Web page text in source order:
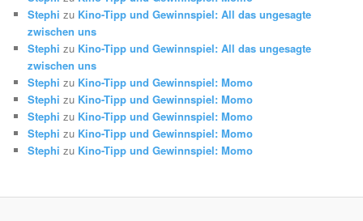
Stephi zu Kino-Tipp und Gewinnspiel: All das ungesagte
zwischen uns
Stephi zu Kino-Tipp und Gewinnspiel: All das ungesagte
zwischen uns
Stephi zu Kino-Tipp und Gewinnspiel: Momo
Stephi zu Kino-Tipp und Gewinnspiel: Momo
Stephi zu Kino-Tipp und Gewinnspiel: Momo
Stephi zu Kino-Tipp und Gewinnspiel: Momo
Stephi zu Kino-Tipp und Gewinnspiel: Momo